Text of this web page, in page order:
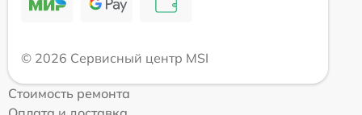
© 2026 Сервисный центр MSI
Стоимость ремонта